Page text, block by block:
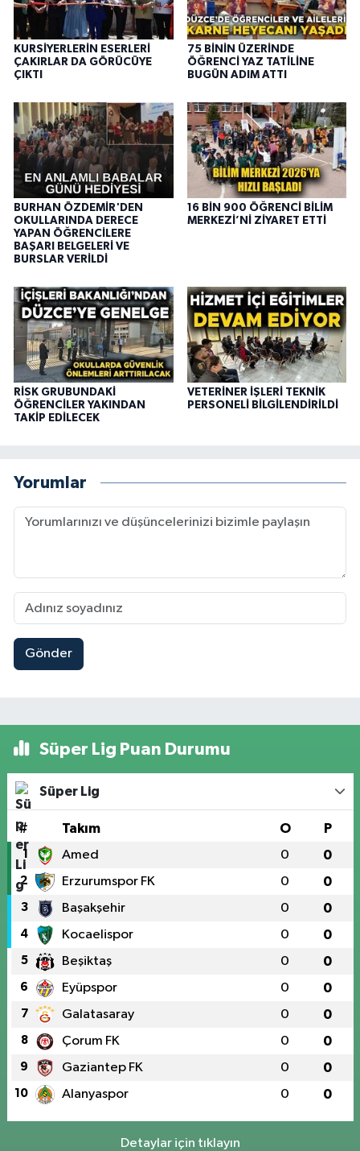
KURSİYERLERİN ESERLERİ
ÇAKIRLAR DA GÖRÜCÜYE
ÇIKTI
75 BİNİN ÜZERİNDE
ÖĞRENCİ YAZ TATİLİNE
BUGÜN ADIM ATTI
BURHAN ÖZDEMİR'DEN
OKULLARINDA DERECE
YAPAN ÖĞRENCİLERE
BAŞARI BELGELERİ VE
BURSLAR VERİLDİ
16 BİN 900 ÖĞRENCİ BİLİM
MERKEZİ’Nİ ZİYARET ETTİ
RİSK GRUBUNDAKİ
ÖĞRENCİLER YAKINDAN
TAKİP EDİLECEK
VETERİNER İŞLERİ TEKNİK
PERSONELİ BİLGİLENDİRİLDİ
Yorumlar
Gönder
Süper Lig Puan Durumu
Süper Lig
# Takım O P
1 Amed 0 0
2 Erzurumspor FK 0 0
3 Başakşehir 0 0
4 Kocaelispor 0 0
5 Beşiktaş 0 0
6 Eyüpspor 0 0
7 Galatasaray 0 0
8 Çorum FK 0 0
9 Gaziantep FK 0 0
10 Alanyaspor 0 0
Detaylar için tıklayın